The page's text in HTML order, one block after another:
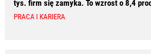
tys. firm się zamyka. To wzrost o 8,4
PRACA I KARIERA